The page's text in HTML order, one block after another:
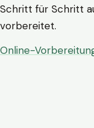
Schritt für Schritt
vorbereitet.
Online-